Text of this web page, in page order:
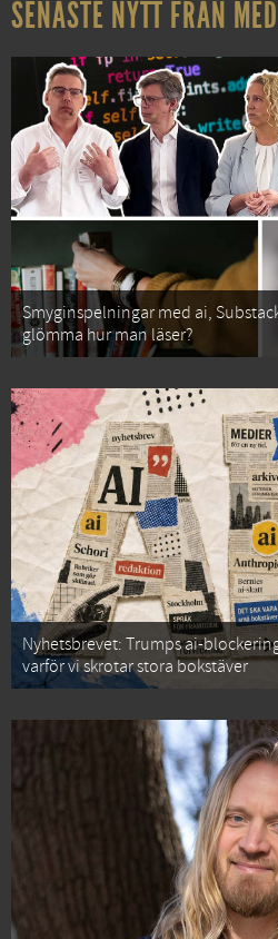
SENASTE NYTT FRÅN
Smyginspelningar med ai,
glömma hur man läser?
Nyhetsbrevet: Trumps ai-
varför vi skrotar stora bokstäver